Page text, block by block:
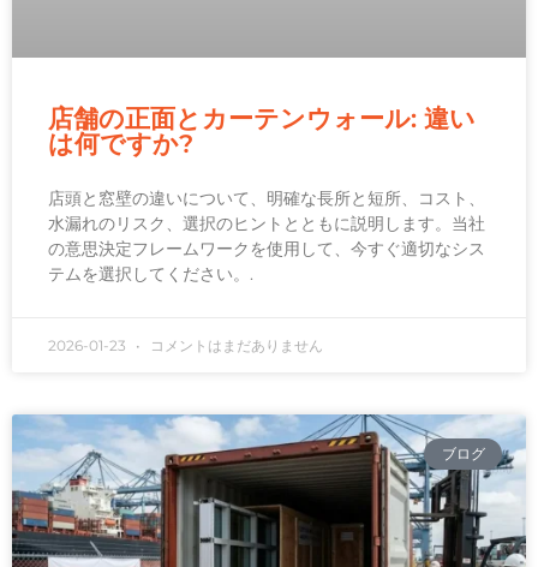
店舗の正面とカーテンウォール: 違い
は何ですか?
店頭と窓壁の違いについて、明確な長所と短所、コスト、
水漏れのリスク、選択のヒントとともに説明します。当社
の意思決定フレームワークを使用して、今すぐ適切なシス
テムを選択してください。.
2026-01-23 コメントはまだありません
ブログ